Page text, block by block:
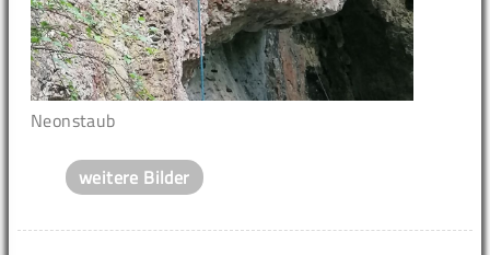
Neonstaub
weitere Bilder